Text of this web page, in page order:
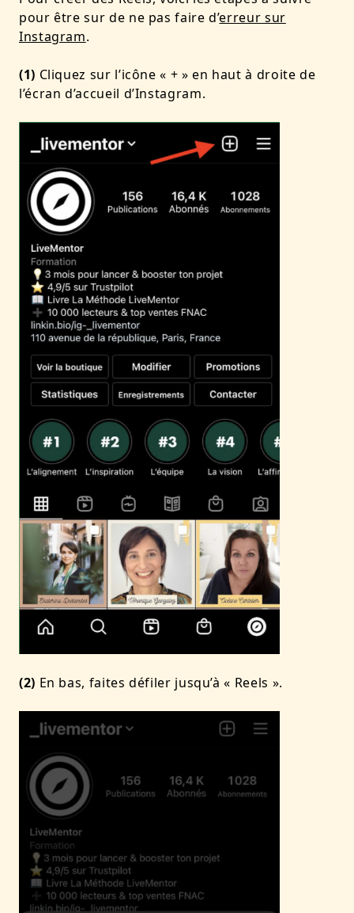
pour être sur de ne pas faire d’erreur sur
Instagram.
(1) Cliquez sur l’icône « + » en haut à droite de
l’écran d’accueil d’Instagram.
(2) En bas, faites défiler jusqu’à « Reels ».